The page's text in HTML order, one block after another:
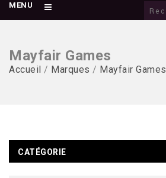
MENU
Mayfair Games
Accueil / Marques / Mayfair Games
CATÉGORIE